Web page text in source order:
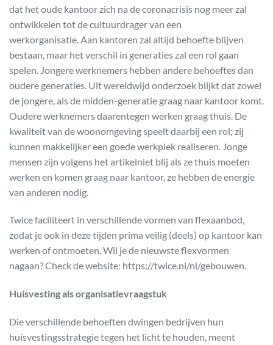
dat het oude kantoor zich na de coronacrisis nog meer zal
ontwikkelen tot de cultuurdrager van een
werkorganisatie. Aan kantoren zal altijd behoefte blijven
bestaan, maar het verschil in generaties zal een rol gaan
spelen. Jongere werknemers hebben andere behoeftes dan
oudere generaties. Uit wereldwijd onderzoek blijkt dat zowel
de jongere, als de midden-generatie graag naar kantoor komt.
Oudere werknemers daarentegen werken graag thuis. De
kwaliteit van de woonomgeving speelt daarbij een rol; zij
kunnen makkelijker een goede werkplek realiseren. Jonge
mensen zijn volgens het artikelniet blij als ze thuis moeten
werken en komen graag naar kantoor, ze hebben de energie
van anderen nodig.
Twice faciliteert in verschillende vormen van flexaanbod,
zodat je ook in deze tijden prima veilig (deels) op kantoor kan
werken of ontmoeten. Wil je de nieuwste flexvormen
nagaan? Check de website: https://twice.nl/nl/gebouwen.
Huisvesting als organisatievraagstuk
Die verschillende behoeften dwingen bedrijven hun
huisvestingsstrategie tegen het licht te houden, meent